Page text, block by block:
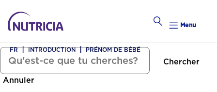
Tomber Enceinte
Menu
Chercher
Annuler
FR INTRODUCTION PRÉNOM DE BÉBÉ